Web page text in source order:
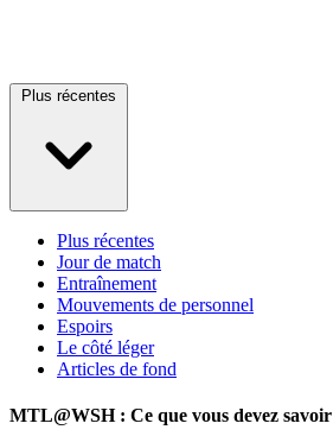
Plus récentes
Plus récentes
Jour de match
Entraînement
Mouvements de personnel
Espoirs
Le côté léger
Articles de fond
MTL@WSH : Ce que vous devez savoir